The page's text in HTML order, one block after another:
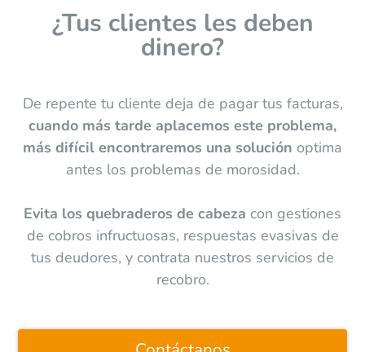
¿Tus clientes les deben
dinero?
De repente tu cliente deja de pagar tus facturas,
cuando más tarde aplacemos este problema,
más difícil encontraremos una solución optima
antes los problemas de morosidad.
Evita los quebraderos de cabeza con gestiones
de cobros infructuosas, respuestas evasivas de
tus deudores, y contrata nuestros servicios de
recobro.